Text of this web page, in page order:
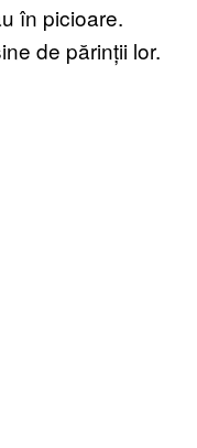
în picioare.
de părinții lor.